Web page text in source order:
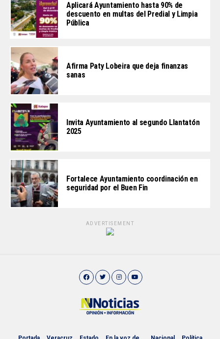
Aplicará Ayuntamiento hasta 90% de
descuento en multas del Predial y Limpia
Pública
Afirma Paty Lobeira que deja finanzas
sanas
Invita Ayuntamiento al segundo Llantatón
2025
Fortalece Ayuntamiento coordinación en
seguridad por el Buen Fin
ADVERTISEMENT